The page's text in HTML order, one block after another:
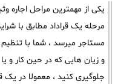
یکی از مهمترین مراحل اجاره
مرحله یک قراداد مطابق با
مستاجر میرسد ، شما با تنظیم
و زیان هایی که در حین کار و
جلوگیری کنید ، معمولا در یک